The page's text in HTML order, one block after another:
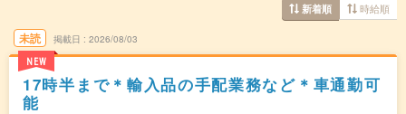
新着順 時給順
未読
NEW
掲載日 2026/08/03
17時半まで＊輸入品の手配業務など＊車通勤可
能